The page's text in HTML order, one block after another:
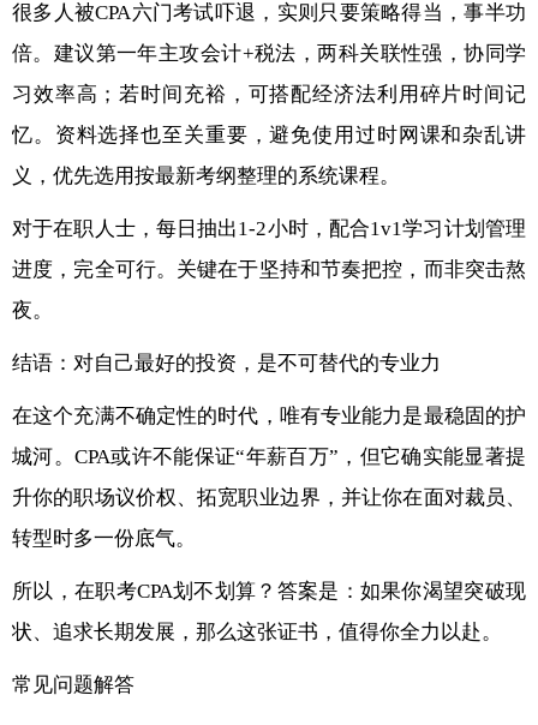
很多人被CPA六门考试吓退，实则只要策略得当，事半功
倍。建议第一年主攻会计+税法，两科关联性强，协同学
习效率高；若时间充裕，可搭配经济法利用碎片时间记
忆。资料选择也至关重要，避免使用过时网课和杂乱讲
义，优先选用按最新考纲整理的系统课程。
对于在职人士，每日抽出1-2小时，配合1v1学习计划管理
进度，完全可行。关键在于坚持和节奏把控，而非突击熬
夜。
结语：对自己最好的投资，是不可替代的专业力
在这个充满不确定性的时代，唯有专业能力是最稳固的护
城河。CPA或许不能保证“年薪百万”，但它确实能显著提
升你的职场议价权、拓宽职业边界，并让你在面对裁员、
转型时多一份底气。
所以，在职考CPA划不划算？答案是：如果你渴望突破现
状、追求长期发展，那么这张证书，值得你全力以赴。
常见问题解答